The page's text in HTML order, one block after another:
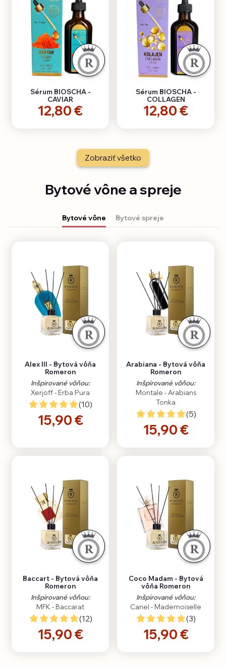
Sérum BIOSCHA -
CAVIAR
12,80 €
Sérum BIOSCHA -
COLLAGEN
12,80 €
Zobraziť všetko
Bytové vône a spreje
Bytové vône Bytové spreje
Alex III - Bytová vôňa
Romeron
Inšpirované vôňou:
Xerjoff - Erba Pura
(10)
15,90 €
Arabiana - Bytová vôňa
Romeron
Inšpirované vôňou:
Montale - Arabians
Tonka
(5)
15,90 €
Baccart - Bytová vôňa
Romeron
Inšpirované vôňou:
MFK - Baccarat
(12)
15,90 €
Coco Madam - Bytová
vôňa Romeron
Inšpirované vôňou:
Canel - Mademoiselle
(3)
15,90 €